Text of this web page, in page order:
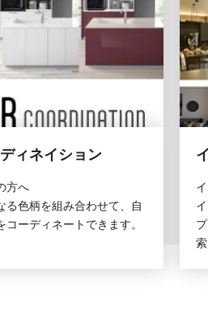
ィネイション
方へ
る色柄を組み合わせて、自
コーディネートできます。